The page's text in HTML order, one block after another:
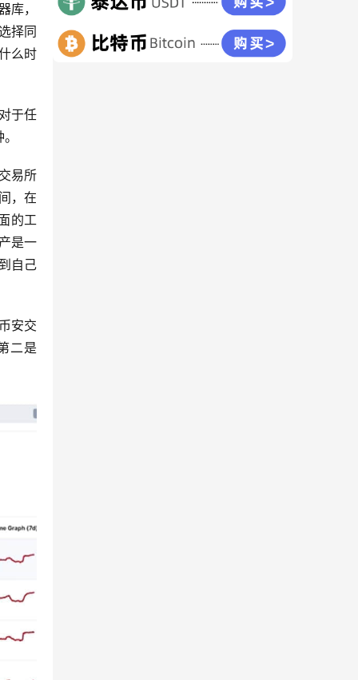
库，
择同
么时
于任
易所
，在
的工
是一
自己
安交
二是